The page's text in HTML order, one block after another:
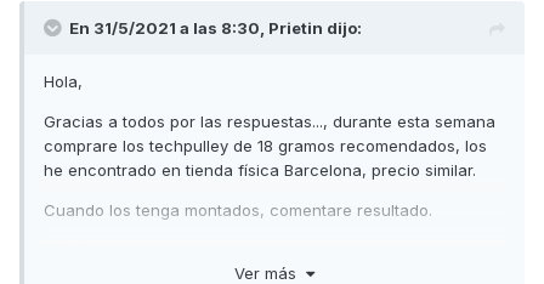
En 31/5/2021 a las 8:30, Prietin dijo:
Hola,
Gracias a todos por las respuestas..., durante esta semana
comprare los techpulley de 18 gramos recomendados, los
he encontrado en tienda física Barcelona, precio similar.
Cuando los tenga montados, comentare resultado.
Ver más